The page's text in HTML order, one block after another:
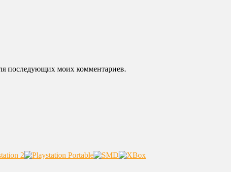
последующих моих комментариев.